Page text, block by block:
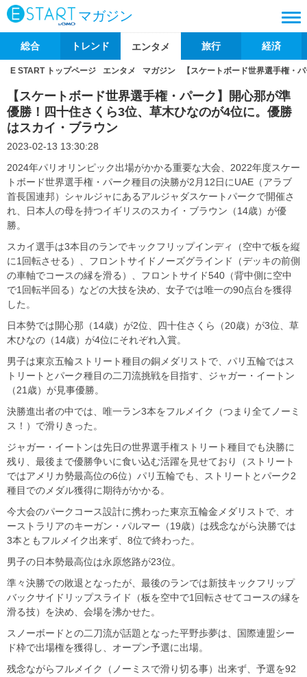
マガジン
総合 トレンド エンタメ 旅行 経済
E START トップページ エンタメ マガジン 【スケートボード世界選手権・
【スケートボード世界選手権・パーク】開心那が準
優勝！四十住さくら3位、草木ひなのが4位に。優勝
はスカイ・ブラウン
2023-02-13 13:30:28
2024年パリオリンピック出場がかかる重要な大会、2022年度スケー
トボード世界選手権・パーク種目の決勝が2月12日にUAE（アラブ
首長国連邦）シャルジャにあるアルジャダスケートパークで開催さ
れ、日本人の母を持つイギリスのスカイ・ブラウン（14歳）が優
勝。
スカイ選手は3本目のランでキックフリップインディ（空中で板を縦
に1回転させる）、フロントサイドノーズグラインド（デッキの前側
の車軸でコースの縁を滑る）、フロントサイド540（背中側に空中
で1回転半回る）などの大技を決め、女子では唯一の90点台を獲得
した。
日本勢では開心那（14歳）が2位、四十住さくら（20歳）が3位、草
木ひなの（14歳）が4位にそれぞれ入賞。
男子は東京五輪ストリート種目の銅メダリストで、パリ五輪ではス
トリートとパーク種目の二刀流挑戦を目指す、ジャガー・イートン
（21歳）が見事優勝。
決勝進出者の中では、唯一ラン3本をフルメイク（つまり全てノーミ
ス！）で滑りきった。
ジャガー・イートンは先日の世界選手権ストリート種目でも決勝に
残り、最後まで優勝争いに食い込む活躍を見せており（ストリート
ではアメリカ勢最高位の6位）パリ五輪でも、ストリートとパーク2
種目でのメダル獲得に期待がかかる。
今大会のパークコース設計に携わった東京五輪金メダリストで、オ
ーストラリアのキーガン・パルマー（19歳）は残念ながら決勝では
3本ともフルメイク出来ず、8位で終わった。
男子の日本勢最高位は永原悠路が23位。
準々決勝での敗退となったが、最後のランでは新技キックフリップ
バックサイドリップスライド（板を空中で1回転させてコースの縁を
滑る技）を決め、会場を沸かせた。
スノーボードとの二刀流が話題となった平野歩夢は、国際連盟シー
ド枠で出場権を獲得し、オープン予選に出場。
残念ながらフルメイク（ノーミスで滑り切る事）出来ず、予選を92